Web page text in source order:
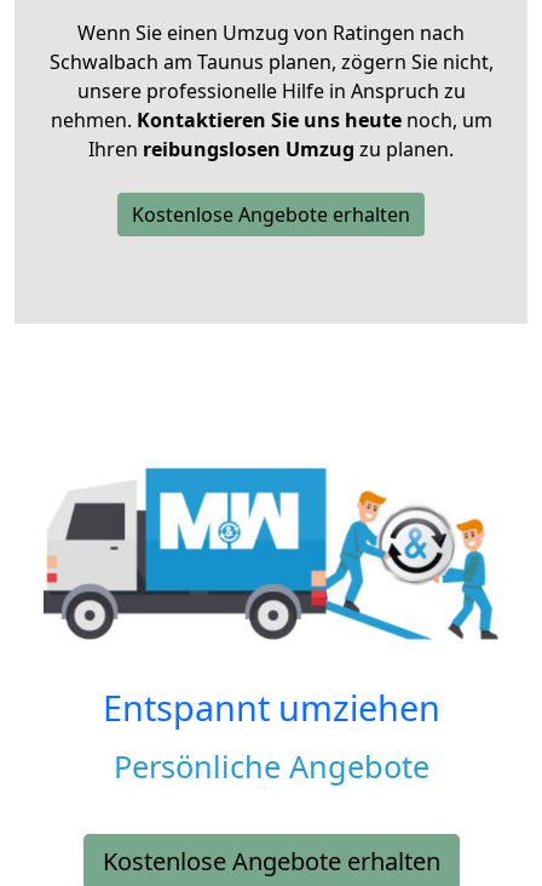
Wenn Sie einen Umzug von Ratingen nach
Schwalbach am Taunus planen, zögern Sie nicht,
unsere professionelle Hilfe in Anspruch zu
nehmen. Kontaktieren Sie uns heutenoch, um
Ihren reibungslosen Umzug zu planen.
Kostenlose Angebote erhalten
Entspannt umziehen
Persönliche Angebote
Kostenlose Angebote erhalten